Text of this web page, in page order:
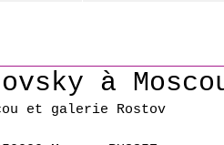
à
et galerie Rostov